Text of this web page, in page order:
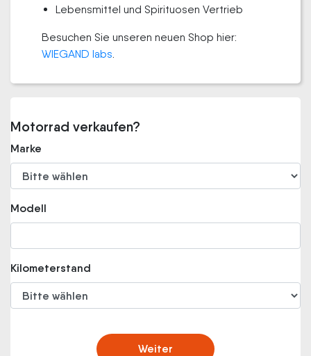
Lebensmittel und Spirituosen Vertrieb
Besuchen Sie unseren neuen Shop hier:
WIEGAND labs.
Motorrad verkaufen?
Marke
Modell
Kilometerstand
Weiter